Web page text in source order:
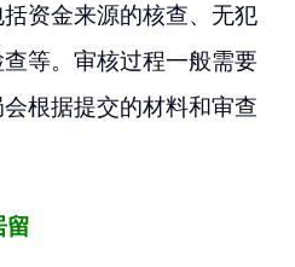
资金来源的核查、无犯
等。审核过程一般需要
根据提交的材料和审查
留